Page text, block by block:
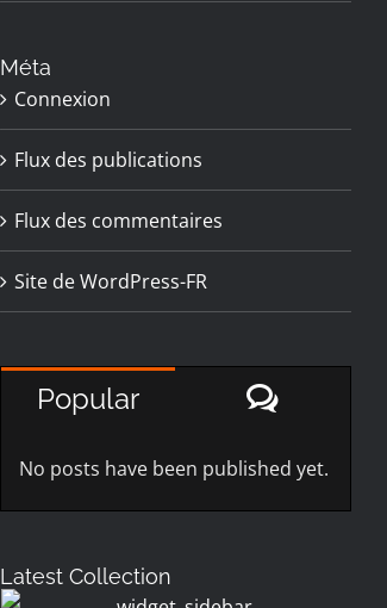
Méta
Connexion
Flux des publications
Flux des commentaires
Site de WordPress-FR
Popular
No posts have been published yet.
Latest Collection